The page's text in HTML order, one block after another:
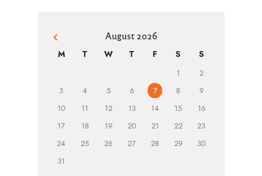
August 2026
M T W T F S S
1
2
3
4 5 6 7 8
9
10
11 12 13 14 15
16
17
18 19 20 21 22
23
24
25 26 27 28 29
30
31
« Jun